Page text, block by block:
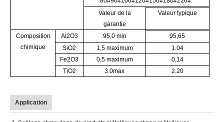
Valeur de la
garantie
Valeur typique
Composition
chimique
AI2O3 95,0 min
95,65
SiO2
1,5 maximum
1.04
Fe2O3
0,5 maximum
0,14
TiO2
3.0max 2.20
Application